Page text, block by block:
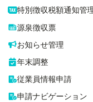
特別徴収税額通知管
源泉徴収票
お知らせ管理
年末調整
従業員情報申請
申請ナビゲーション